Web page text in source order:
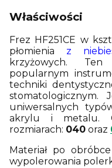
Właściwości
Frez HF251CE w
płomienia z
krzyżowych.
popularnym
techniki
uniwersalnych
akrylu i metalu.
rozmiarach: 040 oraz
Materiał po
wypolerowania